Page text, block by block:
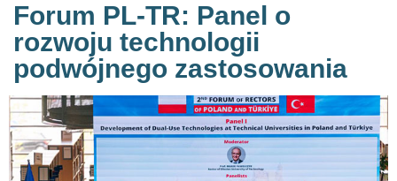
Forum PL-TR: Panel o
rozwoju technologii
podwójnego zastosowania